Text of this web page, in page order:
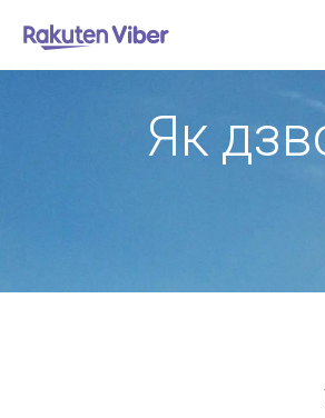
Як